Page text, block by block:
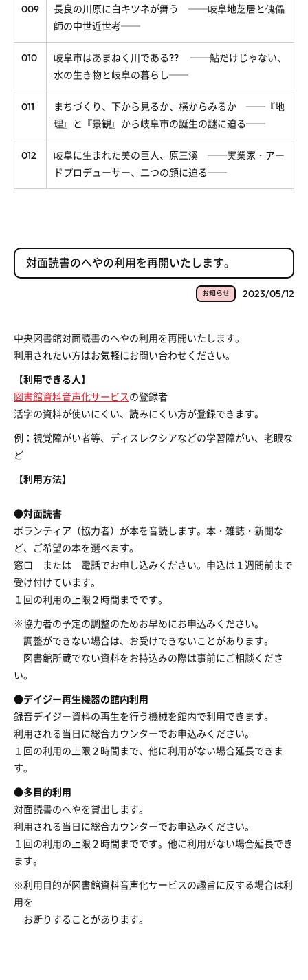
009
長良の川原に白キツネが舞う ──岐阜地芝居と傀儡
師の中世近世考──
010
岐阜市はあまねく川である?? ──鮎だけじゃない、
水の生き物と岐阜の暮らし──
011
まちづくり、下から見るか、横からみるか ──『地
理』と『景観』から岐阜市の誕生の謎に迫る──
012
岐阜に生まれた美の巨人、原三溪 ──実業家・アー
ドプロデューサー、二つの顔に迫る──
対面読書のへやの利用を再開いたします。
お知らせ 2023/05/12
中央図書館対面読書のへやの利用を再開いたします。
利用されたい方はお気軽にお問い合わせください。
【利用できる人】
図書館資料音声化サービスの登録者
活字の資料が使いにくい、読みにくい方が登録できます。
例：視覚障がい者等、ディスレクシアなどの学習障がい、老眼な
ど
【利用方法】
●対面読書
ボランティア（協力者）が本を音読します。本・雑誌・新聞な
ど、ご希望の本を選べます。
窓口 または 電話でお申し込みください。申込は１週間前まで
受け付けています。
１回の利用の上限２時間までです。
※協力者の予定の調整のためお早めにお申込みください。
調整ができない場合は、お受けできないことがあります。
図書館所蔵でない資料をお持込みの際は事前にご相談くださ
い。
●デイジー再生機器の館内利用
録音デイジー資料の再生を行う機械を館内で利用できます。
利用される当日に総合カウンターでお申込みください。
１回の利用の上限２時間まで、他に利用がない場合延長できま
す。
●多目的利用
対面読書のへやを貸出します。
利用される当日に総合カウンターでお申込みください。
１回の利用の上限２時間までです。他に利用がない場合延長でき
ます。
※利用目的が図書館資料音声化サービスの趣旨に反する場合は利
用を
お断りすることがあります。